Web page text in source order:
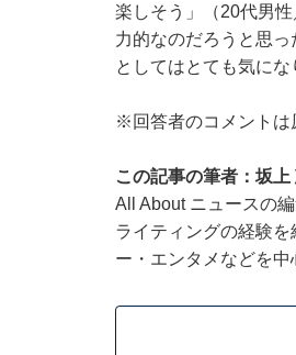
楽しそう」（20代男
力的なのだろうと思
としてはとても気に
※回答者のコメントは
この記事の筆者：坂上
All About ニュースの
ライティングの経験
ー・エンタメなどを